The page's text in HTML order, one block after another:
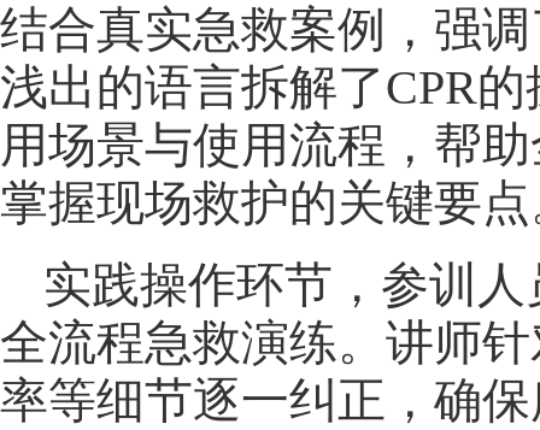
结合真实急救案例，强
浅出的语言拆解了CPR
用场景与使用流程，帮
掌握现场救护的关键要
实践操作环节，参训
全流程急救演练。讲师
率等细节逐一纠正，确